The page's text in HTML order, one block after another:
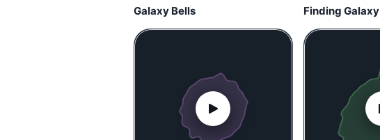
Galaxy Bells Finding Galaxy